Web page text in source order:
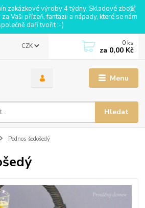
zakázkové výroby 4 týdny. Skladové zboží
Vaši přízeň, fantazii a nápady, které se nám
daří tvořit :-)
Menu
CZK
Hledat
0 ks
za 0,00 Kč
Podnos šedošedý